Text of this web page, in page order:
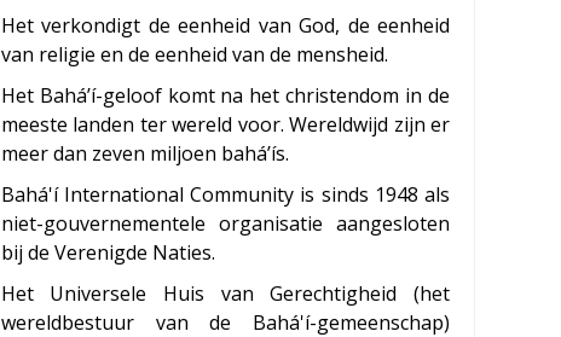
Het verkondigt de eenheid van God, de eenheid
van religie en de eenheid van de mensheid.
Het Bahá’í-geloof komt na het christendom in de
meeste landen ter wereld voor. Wereldwijd zijn er
meer dan zeven miljoen bahá’ís.
Bahá'í International Community is sinds 1948 als
niet-gouvernementele organisatie aangesloten
bij de Verenigde Naties.
Het Universele Huis van Gerechtigheid (het
wereldbestuur van de Bahá'í-gemeenschap)